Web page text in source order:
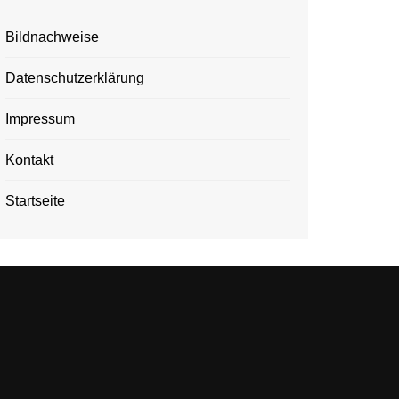
Bildnachweise
Datenschutzerklärung
Impressum
Kontakt
Startseite